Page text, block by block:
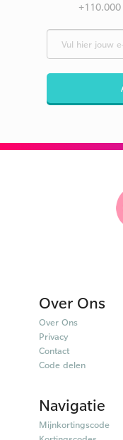
Over Ons
Over Ons
Privacy
Contact
Code delen
Navigatie
Mijnkortingscode